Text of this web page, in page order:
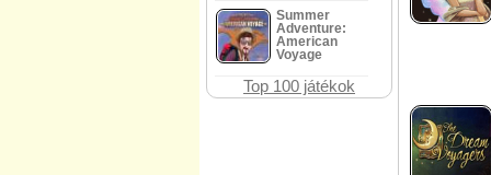
Summer
Adventure:
American
Voyage
Top 100 játékok